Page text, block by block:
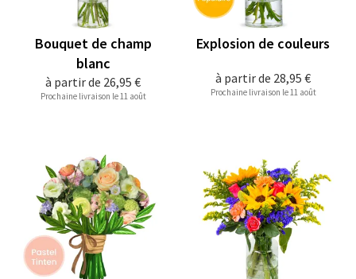
à partir de 26,95 €
Bouquet de champ
blanc
Prochaine livraison le 11 août
à partir de 28,95 €
Explosion de couleurs
Prochaine livraison le 11 août